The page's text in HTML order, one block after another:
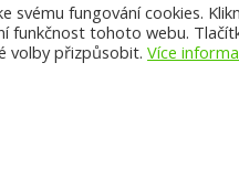
svému fungování cookies.
funkčnost tohoto webu.
volby přizpůsobit.Více